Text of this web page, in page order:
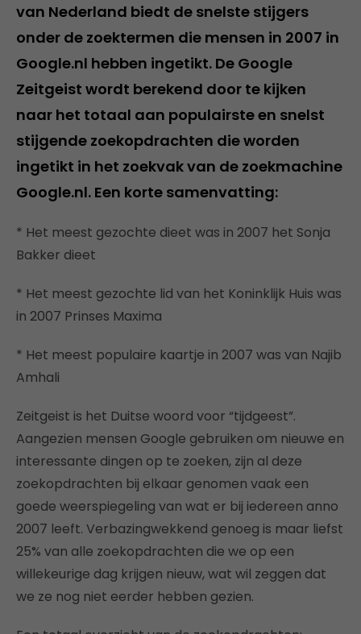
van Nederland biedt de snelste stijgers
onder de zoektermen die mensen in 2007 in
Google.nl hebben ingetikt. De Google
Zeitgeist wordt berekend door te kijken
naar het totaal aan populairste en snelst
stijgende zoekopdrachten die worden
ingetikt in het zoekvak van de zoekmachine
Google.nl. Een korte samenvatting:
* Het meest gezochte dieet was in 2007 het Sonja
Bakker dieet
* Het meest gezochte lid van het Koninklijk Huis was
in 2007 Prinses Maxima
* Het meest populaire kaartje in 2007 was van Najib
Amhali
Zeitgeist is het Duitse woord voor “tijdgeest”.
Aangezien mensen Google gebruiken om nieuwe en
interessante dingen op te zoeken, zijn al deze
zoekopdrachten bij elkaar genomen vaak een
goede weerspiegeling van wat er bij iedereen anno
2007 leeft. Verbazingwekkend genoeg is maar liefst
25% van alle zoekopdrachten die we op een
willekeurige dag krijgen nieuw, wat wil zeggen dat
we ze nog niet eerder hebben gezien.